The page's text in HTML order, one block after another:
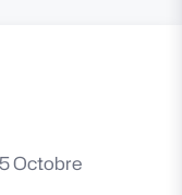
Octobre